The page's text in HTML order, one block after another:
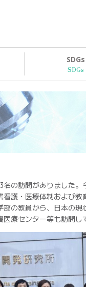
SDGs
の訪問がありました
護・医療体制および
の教員から、日本の
療センター等も訪問し